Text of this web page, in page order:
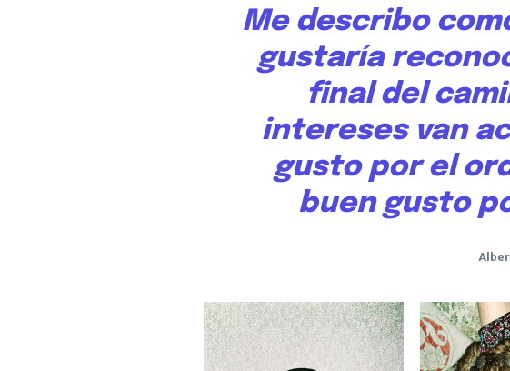
Me describo
gustaría
final del
intereses van
gusto por el
buen gusto